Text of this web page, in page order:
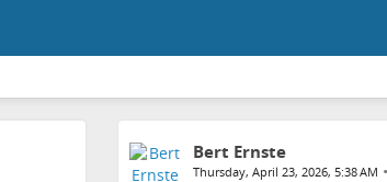
Bert Ernste
Thursday, April 23, 2026, 5:38 AM •